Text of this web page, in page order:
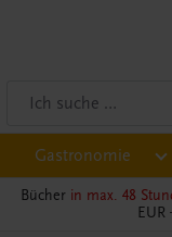
Gastronomie
Bücher in max. 48
EUR